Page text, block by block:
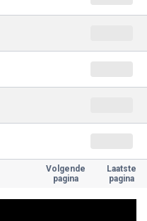
Volgende
pagina
Laatste
pagina